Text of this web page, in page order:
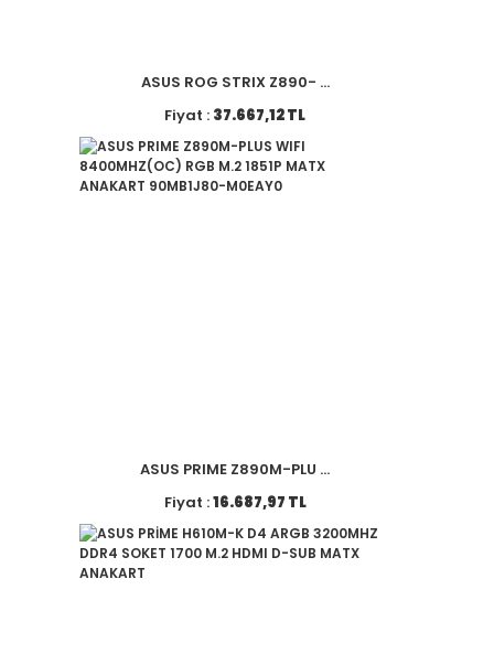
ASUS ROG STRIX Z890- ...
Fiyat : 37.667,12 TL
ASUS PRIME Z890M-PLU ...
Fiyat :16.687,97 TL